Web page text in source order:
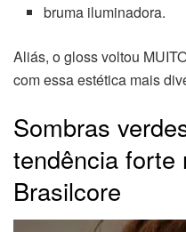
bruma iluminadora.
Aliás, o gloss voltou
com essa estética mais
Sombras
tendência forte
Brasilcore